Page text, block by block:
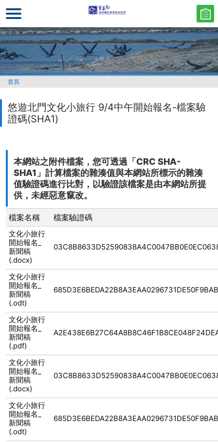
到
主
要
內
容
區
塊
首頁
悠遊北門文化小旅行 9/4中午開始報名-檔案驗
證碼(SHA1)
本網站之附件檔案，您可透過「CRC SHA-
SHA1」計算檔案的雜湊值與本網站所標示的雜湊
值驗證碼進行比對，以驗證該檔案是由本網站所提
供，未經惡意竄改。
檔案名稱 檔案驗證碼
文化小旅行
開始報名_
新聞稿
(.docx)
文化小旅行
開始報名_
新聞稿
(.odt)
文化小旅行
開始報名_
新聞稿
(.pdf)
文化小旅行
開始報名_
新聞稿
(.docx)
文化小旅行
開始報名_
新聞稿
(.odt)